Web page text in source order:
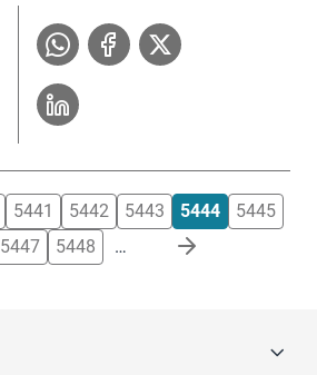
5441 5442 5443 5444
5445
5447 5448 …